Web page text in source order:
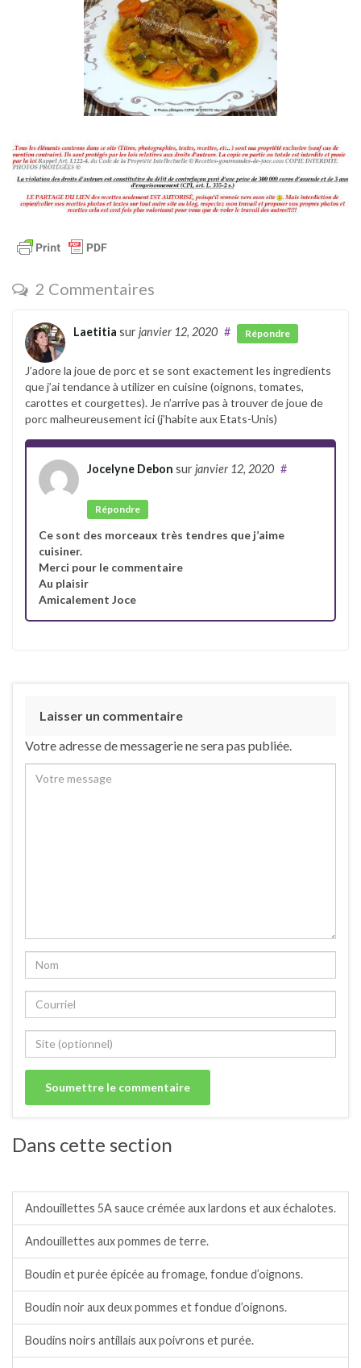
2 Commentaires
Laetitia sur janvier 12, 2020 # Répondre
J’adore la joue de porc et se sont exactement les ingredients
que j’ai tendance à utilizer en cuisine (oignons, tomates,
carottes et courgettes). Je n’arrive pas à trouver de joue de
porc malheureusement ici (j’habite aux Etats-Unis)
Jocelyne Debon sur janvier 12, 2020 #
Répondre
Ce sont des morceaux très tendres que j’aime
cuisiner.
Merci pour le commentaire
Au plaisir
Amicalement Joce
Laisser un commentaire
Votre adresse de messagerie ne sera pas publiée.
Dans cette section
Andouillettes 5A sauce crémée aux lardons et aux échalotes.
Andouillettes aux pommes de terre.
Boudin et purée épicée au fromage, fondue d’oignons.
Boudin noir aux deux pommes et fondue d’oignons.
Boudins noirs antillais aux poivrons et purée.